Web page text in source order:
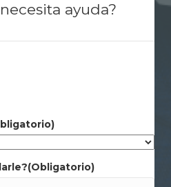
ayuda?
(Obligatorio)